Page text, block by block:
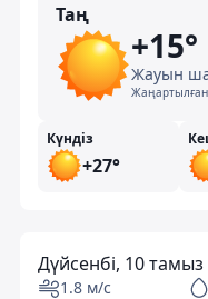
Таң
+15°
Жауын
Күндіз
+27°
Дүйсенбі, 10 тамыз
1.8 м/с